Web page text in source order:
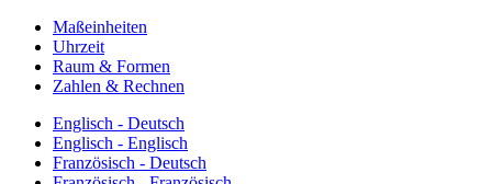
Maßeinheiten
Uhrzeit
Raum & Formen
Zahlen & Rechnen
Englisch - Deutsch
Englisch - Englisch
Französisch - Deutsch